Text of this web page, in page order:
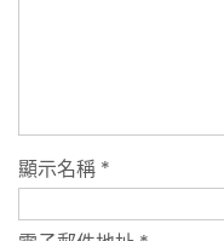
顯示名稱 *